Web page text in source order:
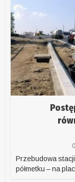
Przebudowa
półmetku – na